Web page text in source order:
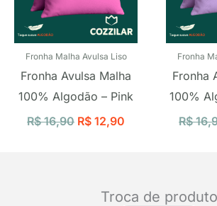
Fronha Malha Avulsa Liso
Fronha Avulsa Malha
100% Algodão – Pink
R$16,90 R$ 12,90
Fronha
Fronha
100%
R$
Troca de produto